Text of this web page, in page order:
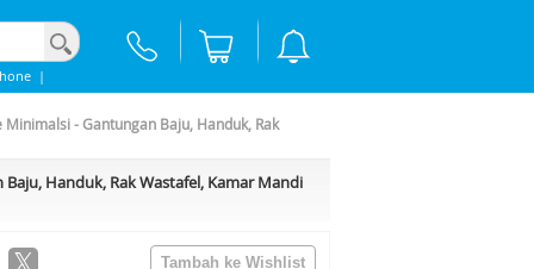
|
Minimalsi - Gantungan Baju, Handuk, Rak
Handuk, Rak Wastafel, Kamar Mandi